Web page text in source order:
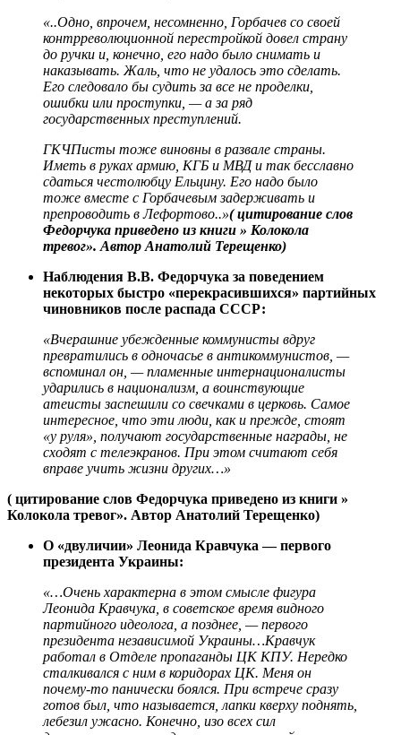
«..Одно, впрочем, несомненно, Горбачев со своей
контрреволюционной перестройкой довел страну
до ручки и, конечно, его надо было снимать и
наказывать. Жаль, что не удалось это сделать.
Его следовало бы судить за все не проделки,
ошибки или проступки, — а за ряд
государственных преступлений.
ГКЧПисты тоже виновны в развале страны.
Иметь в руках армию, КГБ и МВД и так бесславно
сдаться честолюбцу Ельцину. Его надо было
тоже вместе с Горбачевым задерживать и
препроводить в Лефортово..»( цитирование слов
Федорчука приведено из книги » Колокола
тревог». Автор Анатолий Терещенко)
Наблюдения В.В. Федорчука за поведением
некоторых быстро «перекрасившихся» партийных
чиновников после распада СССР:
«Вчерашние убежденные коммунисты вдруг
превратились в одночасье в антикоммунистов, —
вспоминал он, — пламенные интернационалисты
ударились в национализм, а воинствующие
атеисты заспешили со свечками в церковь. Самое
интересное, что эти люди, как и прежде, стоят
«у руля», получают государственные награды, не
сходят с телеэкранов. При этом считают себя
вправе учить жизни других…»
( цитирование слов Федорчука приведено из книги »
Колокола тревог». Автор Анатолий Терещенко)
О «двуличии» Леонида Кравчука — первого
президента Украины:
«…Очень характерна в этом смысле фигура
Леонида Кравчука, в советское время видного
партийного идеолога, а позднее, — первого
президента независимой Украины…Кравчук
работал в Отделе пропаганды ЦК КПУ. Нередко
сталкивался с ним в коридорах ЦК. Меня он
почему-то панически боялся. При встрече сразу
готов был, что называется, лапки кверху поднять,
лебезил ужасно. Конечно, изо всех сил